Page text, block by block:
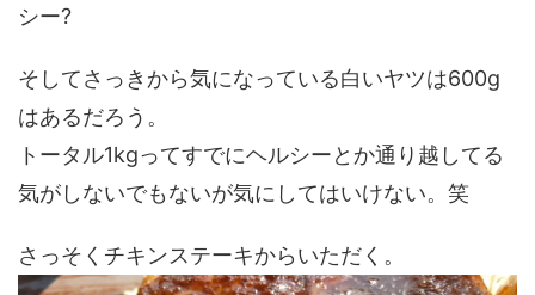
シー?
そしてさっきから気になっている白いヤツは600g
はあるだろう。
トータル1kgってすでにヘルシーとか通り越してる
気がしないでもないが気にしてはいけない。笑
さっそくチキンステーキからいただく。